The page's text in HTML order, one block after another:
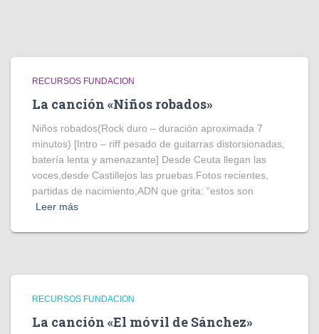
RECURSOS FUNDACION
La canción «Niños robados»
Niños robados(Rock duro – duración aproximada 7
minutos) [Intro – riff pesado de guitarras distorsionadas,
batería lenta y amenazante] Desde Ceuta llegan las
voces,desde Castillejos las pruebas.Fotos recientes,
partidas de nacimiento,ADN que grita: “estos son
Leer más
RECURSOS FUNDACION
La canción «El móvil de Sánchez»